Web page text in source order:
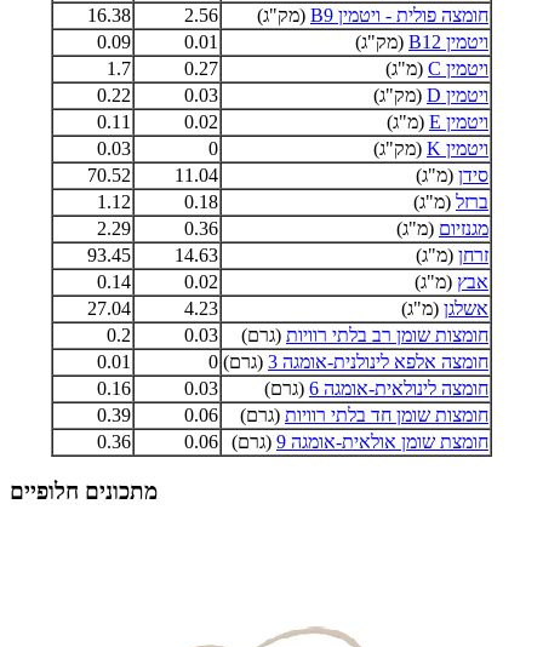
חומצה פולית - ויטמין B9
(מק"ג) 2.56
16.38
ויטמין B12
(מק"ג) 0.01
0.09
ויטמין C
(מ"ג) 0.27
1.7
ויטמין D
(מק"ג) 0.03
0.22
ויטמין E
(מ"ג) 0.02
0.11
ויטמין K
(מק"ג) 0
0.03
סידן (מ"ג) 11.04
70.52
ברזל (מ"ג) 0.18
1.12
מגנזיום (מ"ג) 0.36
2.29
זרחן (מ"ג) 14.63
93.45
אבץ (מ"ג) 0.02
0.14
אשלגן (מ"ג) 4.23
27.04
חומצות שומן רב בלתי רוויות (גרם) 0.03
0.2
חומצה אלפא לינולנית-אומגה 3
(גרם) 0
0.01
חומצה לינולאית-אומגה 6
(גרם) 0.03
0.16
חומצות שומן חד בלתי רוויות (גרם) 0.06
0.39
חומצת שומן אולאית-אומגה 9
(גרם) 0.06
0.36
מתכונים חלופיים